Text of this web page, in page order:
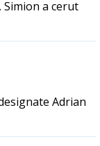
a cerut
Adrian